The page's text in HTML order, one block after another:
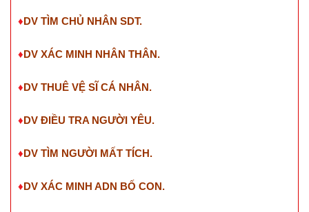
♦DV TÌM CHỦ NHÂN SDT.
♦DV XÁC MINH NHÂN THÂN.
♦DV THUÊ VỆ SĨ CÁ NHÂN.
♦DV ĐIỀU TRA NGƯỜI YÊU.
♦DV TÌM NGƯỜI MẤT TÍCH.
♦DV XÁC MINH ADN BỐ CON.